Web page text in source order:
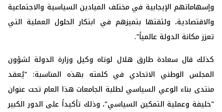
وإسهاماتهم الإيجابية في مختلف الميادين السياسية والاجتماعية
والاقتصادية، ولثقتها بتميزهم في ابتكار الحلول العملية التي
تعزز مكانة الدولة عالمياً".
كذلك قال سعادة طارق هلال لوتاه وكيل وزارة الدولة لشؤون
المجلس الوطني الاتحادي في كلمته بهذه المناسبة: "يُعقد
منتدى بناء الوعي السياسي لطلبة الجامعات هذا العام تحت عنوان
"خليفة وعملية التمكين السياسي"، وذلك تأكيداً على الدور الكبير